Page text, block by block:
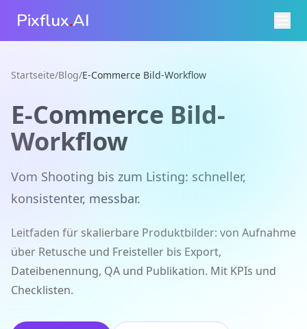
Pixflux.AI
Startseite/Blog/E-Commerce Bild-Workflow
E-Commerce Bild-
Workflow
Vom Shooting bis zum Listing: schneller,
konsistenter, messbar.
Leitfaden für skalierbare Produktbilder: von Aufnahme
über Retusche und Freisteller bis Export,
Dateibenennung, QA und Publikation. Mit KPIs und
Checklisten.